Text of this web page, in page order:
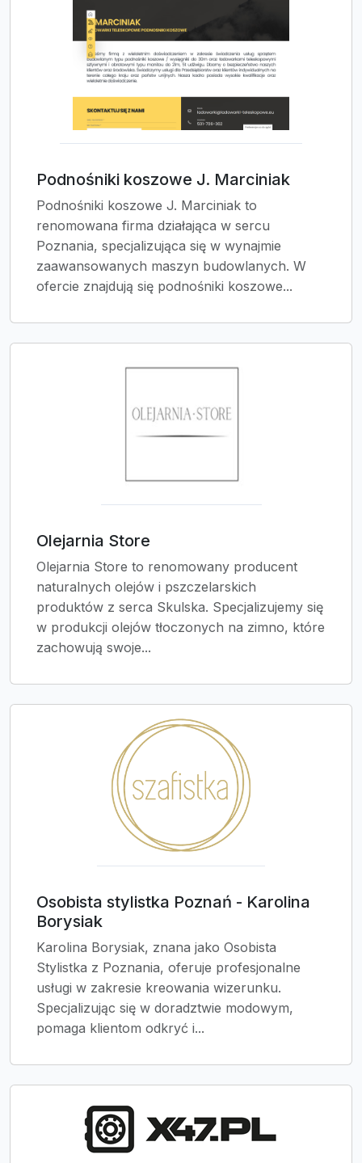
Podnośniki koszowe J. Marciniak
Podnośniki koszowe J. Marciniak to
renomowana firma działająca w sercu
Poznania, specjalizująca się w wynajmie
zaawansowanych maszyn budowlanych. W
ofercie znajdują się podnośniki koszowe...
Olejarnia Store
Olejarnia Store to renomowany producent
naturalnych olejów i pszczelarskich
produktów z serca Skulska. Specjalizujemy się
w produkcji olejów tłoczonych na zimno, które
zachowują swoje...
Osobista stylistka Poznań - Karolina
Borysiak
Karolina Borysiak, znana jako Osobista
Stylistka z Poznania, oferuje profesjonalne
usługi w zakresie kreowania wizerunku.
Specjalizując się w doradztwie modowym,
pomaga klientom odkryć i...